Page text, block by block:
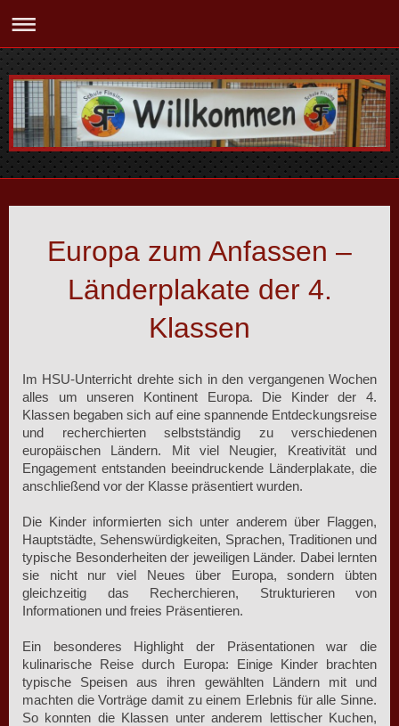
Europa zum Anfassen –
Länderplakate der 4.
Klassen
Im HSU-Unterricht drehte sich in den vergangenen Wochen
alles um unseren Kontinent Europa. Die Kinder der 4.
Klassen begaben sich auf eine spannende Entdeckungsreise
und recherchierten selbstständig zu verschiedenen
europäischen Ländern. Mit viel Neugier, Kreativität und
Engagement entstanden beeindruckende Länderplakate, die
anschließend vor der Klasse präsentiert wurden.
Die Kinder informierten sich unter anderem über Flaggen,
Hauptstädte, Sehenswürdigkeiten, Sprachen, Traditionen und
typische Besonderheiten der jeweiligen Länder. Dabei lernten
sie nicht nur viel Neues über Europa, sondern übten
gleichzeitig das Recherchieren, Strukturieren von
Informationen und freies Präsentieren.
Ein besonderes Highlight der Präsentationen war die
kulinarische Reise durch Europa: Einige Kinder brachten
typische Speisen aus ihren gewählten Ländern mit und
machten die Vorträge damit zu einem Erlebnis für alle Sinne.
So konnten die Klassen unter anderem lettischer Kuchen,